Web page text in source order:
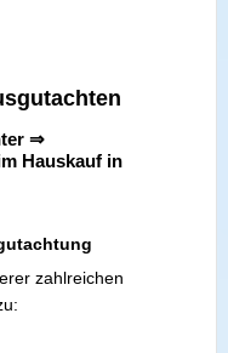
⇒
Hauskauf in
zahlreichen